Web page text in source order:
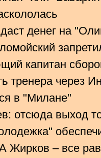
денег на
капитан
тренера через
в "Милане"
отсюда выход
Жирков – все